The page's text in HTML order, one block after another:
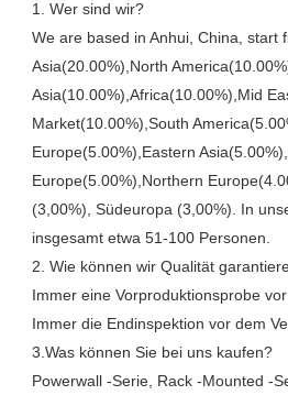
1. Wer sind wir?
We are based in Anhui, China, start
Asia(20.00%),North
Asia(10.00%),Africa(10.00%),Mid
Market(10.00%),South
Europe(5.00%),Eastern
Europe(5.00%),Northern
(3,00%), Südeuropa (3,00%). In
insgesamt etwa 51-100 Personen.
2. Wie können wir Qualität
Immer eine Vorproduktionsprobe
Immer die Endinspektion vor dem
3.Was können Sie bei uns kaufen?
Powerwall -Serie, Rack -Mounted -